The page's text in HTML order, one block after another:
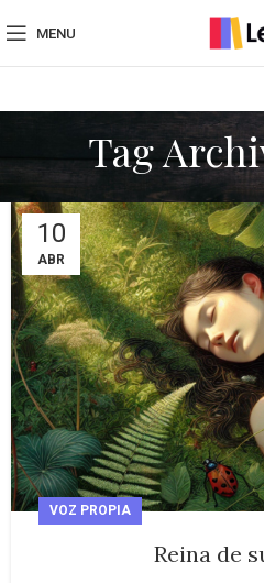
MENU
Tag
10
ABR
VOZ PROPIA
Reina de